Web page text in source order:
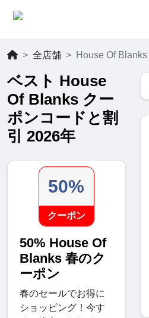
全店舗 House Of Blanks
ベスト House
Of Blanks クー
ポンコードと割
引 2026年
50%
クーポン
50% House Of
Blanks 春のク
ーポン
春のセールでお得に
ショッピング！今す